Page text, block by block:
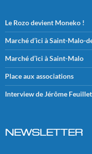
Le Rozo devient Moneko !
Marché d’ici à Saint-Malo-
Marché d’ici à Saint-Malo
Place aux associations
Interview de Jérôme Feuillet
NEWSLETTER